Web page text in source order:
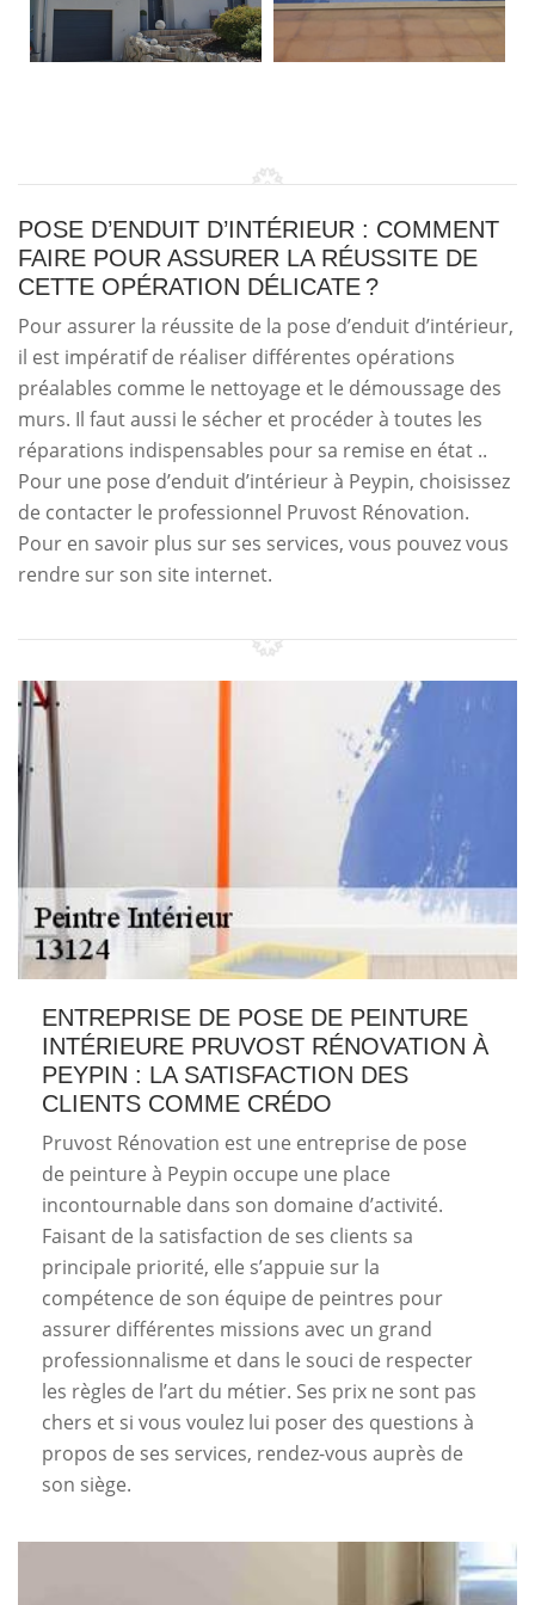
POSE D’ENDUIT D’INTÉRIEUR : COMMENT
FAIRE POUR ASSURER LA RÉUSSITE DE
CETTE OPÉRATION DÉLICATE ?
Pour assurer la réussite de la pose d’enduit d’intérieur,
il est impératif de réaliser différentes opérations
préalables comme le nettoyage et le démoussage des
murs. Il faut aussi le sécher et procéder à toutes les
réparations indispensables pour sa remise en état ..
Pour une pose d’enduit d’intérieur à Peypin, choisissez
de contacter le professionnel Pruvost Rénovation.
Pour en savoir plus sur ses services, vous pouvez vous
rendre sur son site internet.
ENTREPRISE DE POSE DE PEINTURE
INTÉRIEURE PRUVOST RÉNOVATION À
PEYPIN : LA SATISFACTION DES
CLIENTS COMME CRÉDO
Pruvost Rénovation est une entreprise de pose
de peinture à Peypin occupe une place
incontournable dans son domaine d’activité.
Faisant de la satisfaction de ses clients sa
principale priorité, elle s’appuie sur la
compétence de son équipe de peintres pour
assurer différentes missions avec un grand
professionnalisme et dans le souci de respecter
les règles de l’art du métier. Ses prix ne sont pas
chers et si vous voulez lui poser des questions à
propos de ses services, rendez-vous auprès de
son siège.